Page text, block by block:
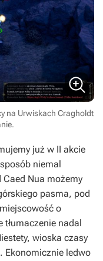
na Urwiskach Cragholdt
już w II akcie
niemal
Caed Nua możemy
pasma, pod
o
nadal
wioska czasy
Ekonomicznie ledwo